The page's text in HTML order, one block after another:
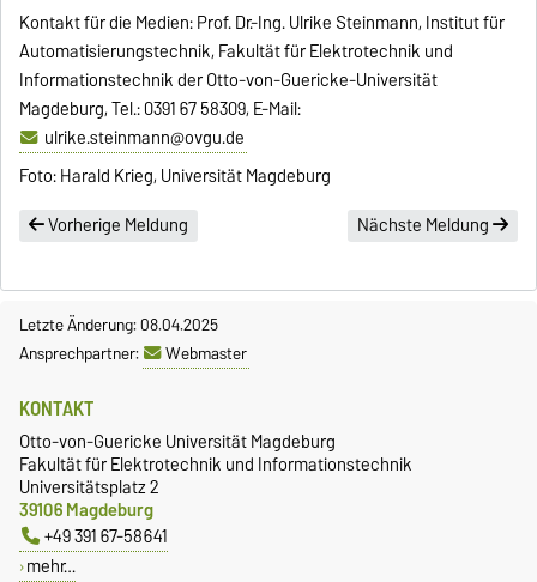
Kontakt für die Medien: Prof. Dr.-Ing. Ulrike Steinmann, Institut für
Automatisierungstechnik, Fakultät für Elektrotechnik und
Informationstechnik der Otto-von-Guericke-Universität
Magdeburg, Tel.: 0391 67 58309, E-Mail:
ulrike.steinmann@ovgu.de
Foto: Harald Krieg, Universität Magdeburg
Vorherige Meldung
Nächste Meldung
Letzte Änderung: 08.04.2025
Ansprechpartner:
Webmaster
KONTAKT
Otto-von-Guericke Universität Magdeburg
Fakultät für Elektrotechnik und Informationstechnik
Universitätsplatz 2
39106 Magdeburg
+49 391 67-58641
mehr…